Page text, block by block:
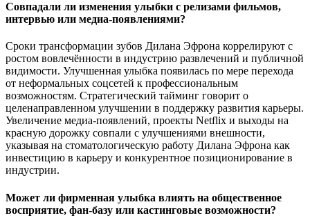
Совпадали ли изменения улыбки с релизами фильмов,
интервью или медиа-появлениями?
Сроки трансформации зубов Дилана Эфрона коррелируют с
ростом вовлечённости в индустрию развлечений и публичной
видимости. Улучшенная улыбка появилась по мере перехода
от неформальных соцсетей к профессиональным
возможностям. Стратегический тайминг говорит о
целенаправленном улучшении в поддержку развития карьеры.
Увеличение медиа-появлений, проекты Netflix и выходы на
красную дорожку совпали с улучшениями внешности,
указывая на стоматологическую работу Дилана Эфрона как
инвестицию в карьеру и конкурентное позиционирование в
индустрии.
Может ли фирменная улыбка влиять на общественное
восприятие, фан-базу или кастинговые возможности?